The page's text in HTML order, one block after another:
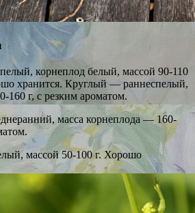
корнеплод белый, массой 90-110
хранится. Круглый — раннеспелый,
160 г, с резким ароматом.
масса корнеплода — 160-
массой 50-100 г. Хорошо